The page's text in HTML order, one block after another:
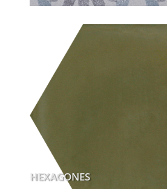
HEXAGONES